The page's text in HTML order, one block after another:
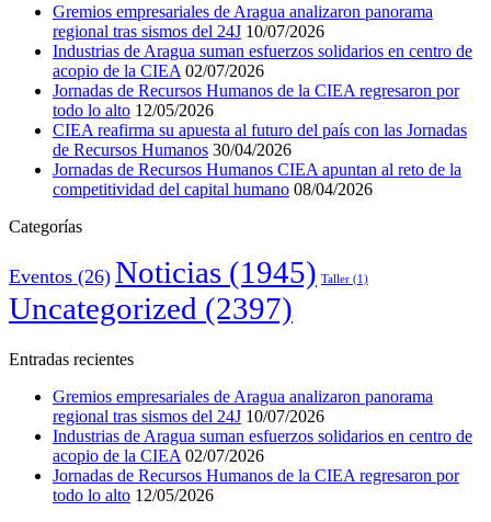
Gremios empresariales de Aragua analizaron panorama
regional tras sismos del 24J 10/07/2026
Industrias de Aragua suman esfuerzos solidarios en centro de
acopio de la CIEA 02/07/2026
Jornadas de Recursos Humanos de la CIEA regresaron por
todo lo alto 12/05/2026
CIEA reafirma su apuesta al futuro del país con las Jornadas
de Recursos Humanos 30/04/2026
Jornadas de Recursos Humanos CIEA apuntan al reto de la
competitividad del capital humano 08/04/2026
Categorías
Eventos (26) Noticias (1945) Taller (1)
Uncategorized (2397)
Entradas recientes
Gremios empresariales de Aragua analizaron panorama
regional tras sismos del 24J 10/07/2026
Industrias de Aragua suman esfuerzos solidarios en centro de
acopio de la CIEA 02/07/2026
Jornadas de Recursos Humanos de la CIEA regresaron por
todo lo alto 12/05/2026